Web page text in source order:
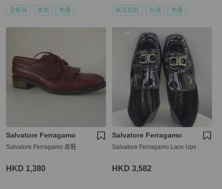
全新品 本地 免運 狀況良好 台灣 免運
Salvatore Ferragamo
Salvatore Ferragamo 皮鞋
HKD 1,380
Salvatore Ferragamo
Salvatore Ferragamo Lace Ups
HKD 3,582